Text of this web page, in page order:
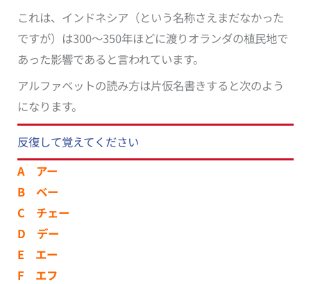
これは、インドネシア（という名称さえまだなかった
ですが）は300～350年ほどに渡りオランダの植民地で
あった影響であると言われています。
アルファベットの読み方は片仮名書きすると次のよう
になります。
反復して覚えてください
A アー
B ベー
C チェー
D デー
E エー
F エフ